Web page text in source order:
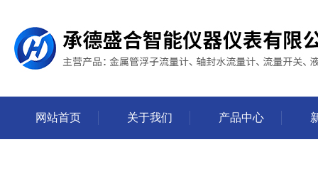
网站首页 关于我们 产品中心